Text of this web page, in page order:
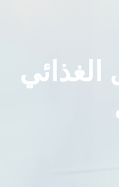
الغذائي